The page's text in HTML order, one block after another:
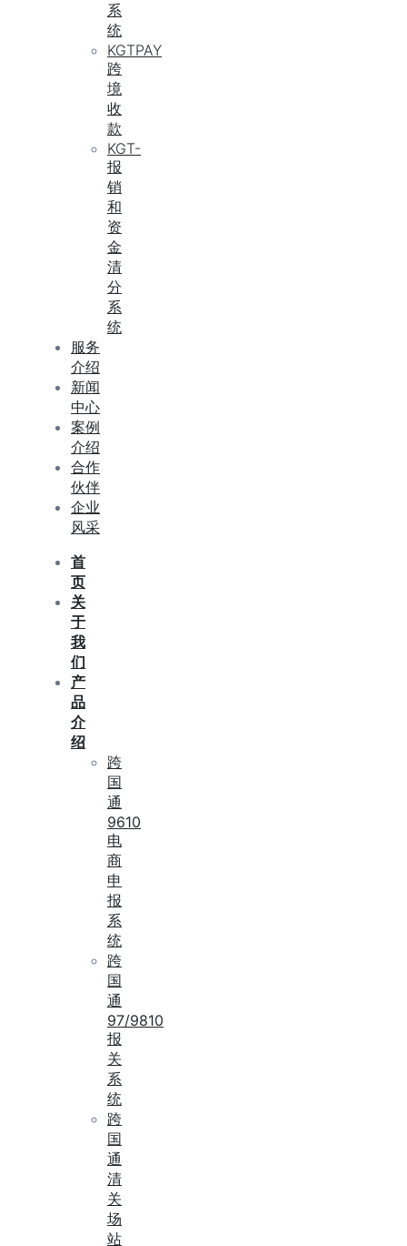
系
统
KGTPAY
跨
境
收
款
KGT-
报
销
和
资
金
清
分
系
统
服务
介绍
新闻
中心
案例
介绍
合作
伙伴
企业
风采
首
页
关
于
我
们
产
品
介
绍
跨
国
通
9610
电
商
申
报
系
统
跨
国
通
97/9810
报
关
系
统
跨
国
通
清
关
场
站